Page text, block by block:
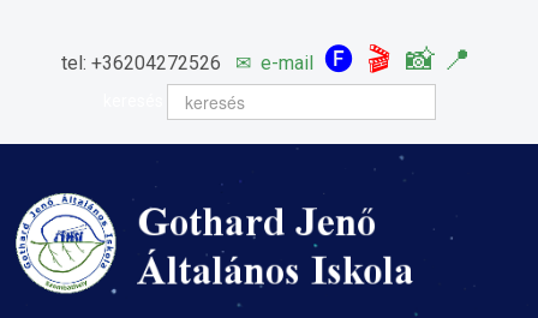
tel: +36204272526 ✉ e-mail 🅕 🎬 📸 📍